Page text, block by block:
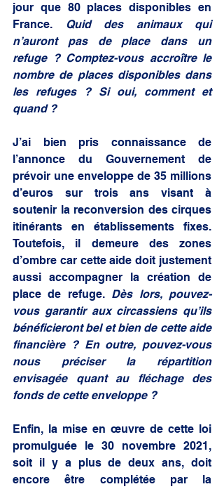
jour que 80 places disponibles en
France. Quid des animaux qui
n’auront pas de place dans un
refuge ? Comptez-vous accroître le
nombre de places disponibles dans
les refuges ? Si oui, comment et
quand ?
J’ai bien pris connaissance de
l’annonce du Gouvernement de
prévoir une enveloppe de 35 millions
d’euros sur trois ans visant à
soutenir la reconversion des cirques
itinérants en établissements fixes.
Toutefois, il demeure des zones
d’ombre car cette aide doit justement
aussi accompagner la création de
place de refuge. Dès lors, pouvez-
vous garantir aux circassiens qu’ils
bénéficieront bel et bien de cette aide
financière ? En outre, pouvez-vous
nous préciser la répartition
envisagée quant au fléchage des
fonds de cette enveloppe ?
Enfin, la mise en œuvre de cette loi
promulguée le 30 novembre 2021,
soit il y a plus de deux ans, doit
encore être complétée par la